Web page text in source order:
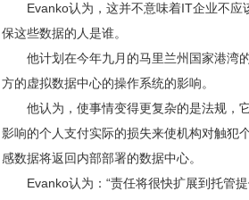
Evanko认为，这并不意味着IT企业不
保这些数据的人是谁。
他计划在今年九月的马里兰州国家港湾
方的虚拟数据中心的操作系统的影响。
他认为，使事情变得更复杂的是法规，
影响的个人支付实际的损失来使机构对触犯
感数据将返回内部部署的数据中心。
Evanko认为：“责任将很快扩展到托管